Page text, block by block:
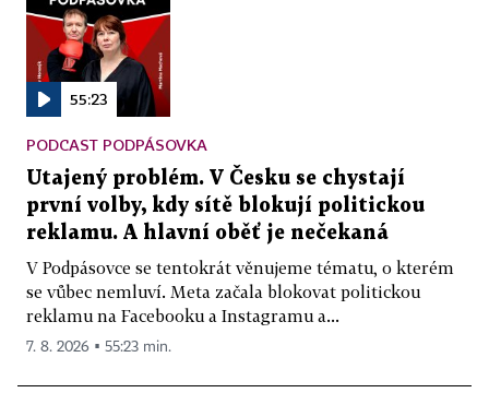
55:23
PODCAST PODPÁSOVKA
Utajený problém. V Česku se chystají
první volby, kdy sítě blokují politickou
reklamu. A hlavní oběť je nečekaná
V Podpásovce se tentokrát věnujeme tématu, o kterém
se vůbec nemluví. Meta začala blokovat politickou
reklamu na Facebooku a Instagramu a...
7. 8. 2026 ▪ 55:23 min.